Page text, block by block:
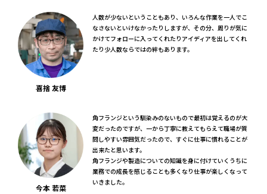
喜捨 友博
人数が少ないということもあり、いろんな作業を一人でこ
なさないといけなかったりしますが、その分、周りが気に
かけてフォローに入ってくれたりアイディアを出してくれ
たり少人数ならではの絆もあります。
今本 若菜
角フランジという馴染みのないもので最初は覚えるのが大
変だったのですが、一から丁寧に教えてもらえて職場が質
問しやすい雰囲気だったので、すぐに仕事に慣れることが
出来たと思います。
角フランジや製造についての知識を身に付けていくうちに
業務での成長を感じることも多くなり仕事が楽しくなって
いきました。